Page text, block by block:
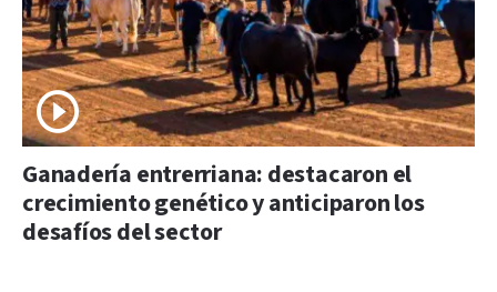
Ganadería entrerriana: destacaron el
crecimiento genético y anticiparon los
desafíos del sector